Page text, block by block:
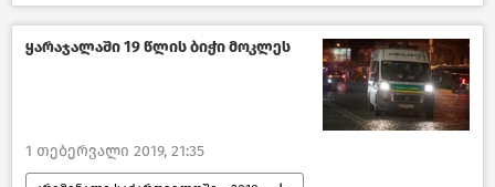
პოლიტიკა
საქართველო-ევროკავშირის ურთიერთობები
ყარაჯალაში 19 წლის ბიჭი მოკლეს
1 თებერვალი 2019, 21:35